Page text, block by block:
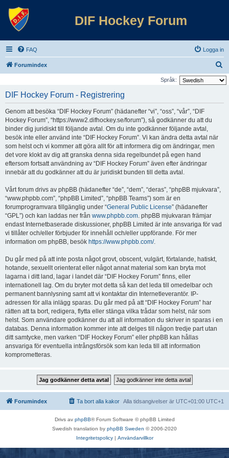
DIF Hockey Forum
FAQ Logga in
Forumindex
ö
Språk:
DIF Hockey Forum - Registrering
Genom att besöka “DIF Hockey Forum” (hädanefter “vi”, “oss”, “vår”, “DIF
Hockey Forum”, “https://www2.difhockey.se/forum”), så godkänner du att du
binder dig juridiskt till följande avtal. Om du inte godkänner följande avtal,
besök inte eller använd inte “DIF Hockey Forum”. Vi kan ändra detta avtal när
som helst och vi kommer att göra allt för att informera dig om ändringar, men
det vore klokt av dig att granska denna sida regelbundet på egen hand
eftersom fortsatt användning av “DIF Hockey Forum” även efter ändringar
innebär att du godkänner att du är juridiskt bunden till detta avtal.
Vårt forum drivs av phpBB (hädanefter “de”, “dem”, “deras”, “phpBB mjukvara”,
“www.phpbb.com”, “phpBB Limited”, “phpBB Teams”) som är en
forumprogramvara tillgänglig under “General Public License” (hädanefter
“GPL”) och kan laddas ner från www.phpbb.com. phpBB mjukvaran främjar
endast Internetbaserade diskussioner, phpBB Limited är inte ansvariga för vad
vi tillåter och/eller förbjuder för innehåll och/eller uppförande. För mer
information om phpBB, besök https://www.phpbb.com/.
Du går med på att inte posta något grovt, obscent, vulgärt, förtalande, hatiskt,
hotande, sexuellt orienterat eller något annat material som kan bryta mot
lagarna i ditt land, lagar i landet där “DIF Hockey Forum” finns, eller
internationell lag. Om du bryter mot detta så kan det leda till omedelbar och
permanent bannlysning samt att vi kontaktar din Internetleverantör. IP-
adressen för alla inlägg sparas. Du går med på att “DIF Hockey Forum” har
rätten att ta bort, redigera, flytta eller stänga vilka trådar som helst, när som
helst. Som användare godkänner du att all information du skriver in sparas i en
databas. Denna information kommer inte att delges till någon tredje part utan
ditt samtycke, men varken “DIF Hockey Forum” eller phpBB kan hållas
ansvariga för eventuella intrångsförsök som kan leda till att information
komprometteras.
Forumindex Alla tidsangivelser är UTC+01:00 UTC+1
Ta bort alla kakor
Drivs av phpBB® Forum Software © phpBB Limited
Swedish translation by phpBB Sweden © 2006-2020
Integritetspolicy| Användarvillkor